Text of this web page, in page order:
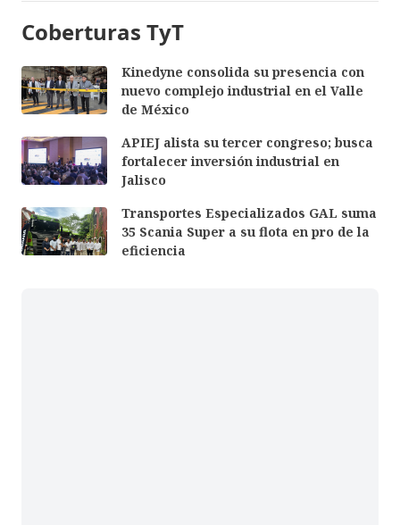
Coberturas TyT
Kinedyne consolida su presencia con
nuevo complejo industrial en el Valle
de México
APIEJ alista su tercer congreso; busca
fortalecer inversión industrial en
Jalisco
Transportes Especializados GAL suma
35 Scania Super a su flota en pro de la
eficiencia